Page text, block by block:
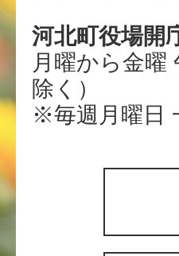
河北町役場開
月曜から金曜
除く）
※毎週月曜日